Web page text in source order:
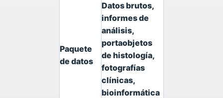
Paquete
de datos
Datos brutos,
informes de
análisis,
portaobjetos
de histología,
fotografías
clínicas,
bioinformática